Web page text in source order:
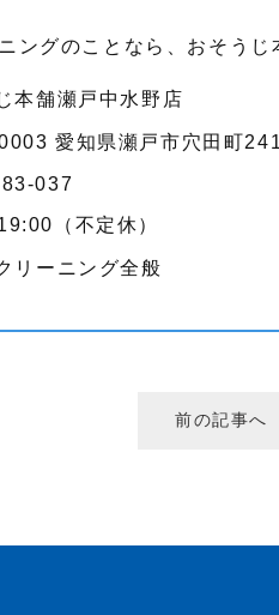
ングのことなら、おそうじ
本舗瀬戸中水野店
愛知県瀬戸市穴田町241
037
（不定休）
リーニング全般
前の記事へ